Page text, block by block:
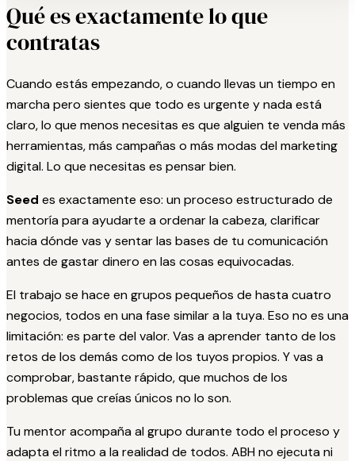
Qué es exactamente lo que
contratas
Cuando estás empezando, o cuando llevas un tiempo en
marcha pero sientes que todo es urgente y nada está
claro, lo que menos necesitas es que alguien te venda más
herramientas, más campañas o más modas del marketing
digital. Lo que necesitas es pensar bien.
Seed es exactamente eso: un proceso estructurado de
mentoría para ayudarte a ordenar la cabeza, clarificar
hacia dónde vas y sentar las bases de tu comunicación
antes de gastar dinero en las cosas equivocadas.
El trabajo se hace en grupos pequeños de hasta cuatro
negocios, todos en una fase similar a la tuya. Eso no es una
limitación: es parte del valor. Vas a aprender tanto de los
retos de los demás como de los tuyos propios. Y vas a
comprobar, bastante rápido, que muchos de los
problemas que creías únicos no lo son.
Tu mentor acompaña al grupo durante todo el proceso y
adapta el ritmo a la realidad de todos. ABH no ejecuta ni